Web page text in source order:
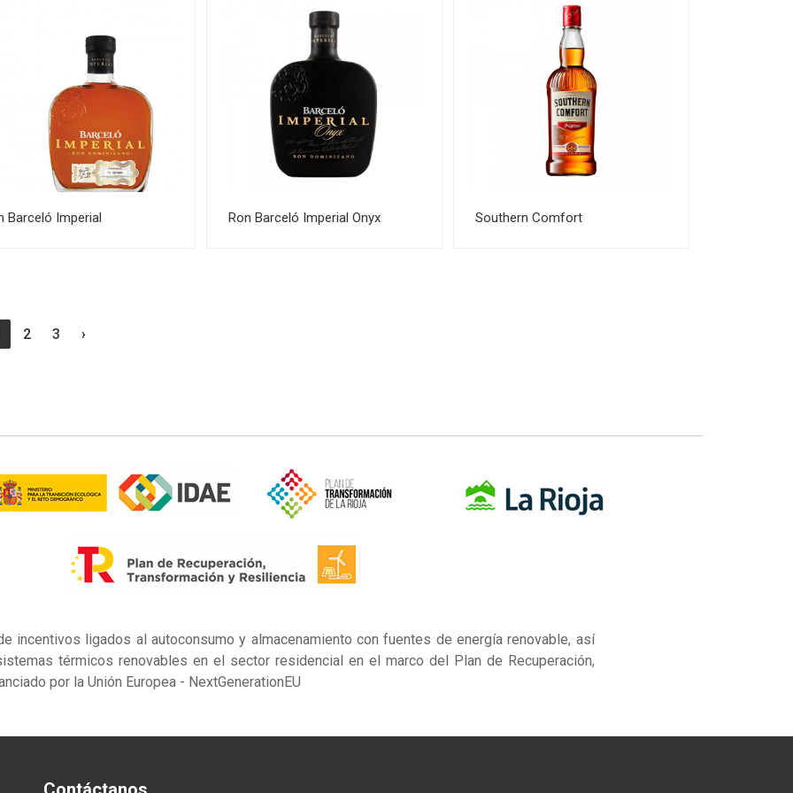
Barceló Imperial Ron Barceló Imperial Onyx Southern Comfort
2 3 ›
incentivos ligados al autoconsumo y almacenamiento con fuentes de energía renovable, así
térmicos renovables en el sector residencial en el marco del Plan de Recuperación,
por la Unión Europea - NextGenerationEU